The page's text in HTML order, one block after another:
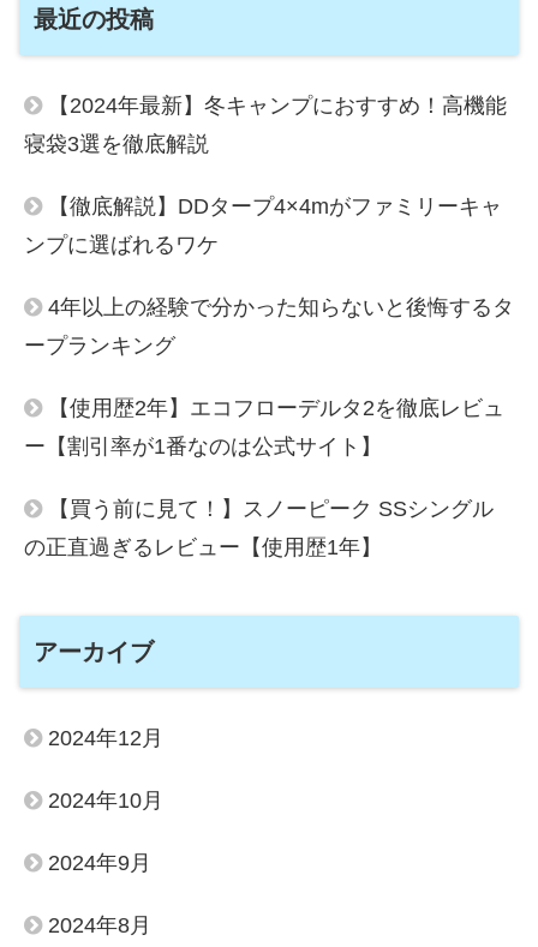
最近の投稿
【2024年最新】冬キャンプにおすすめ！高機能
寝袋3選を徹底解説
【徹底解説】DDタープ4×4mがファミリーキャ
ンプに選ばれるワケ
4年以上の経験で分かった知らないと後悔するタ
ープランキング
【使用歴2年】エコフローデルタ2を徹底レビュ
ー【割引率が1番なのは公式サイト】
【買う前に見て！】スノーピーク SSシングル
の正直過ぎるレビュー【使用歴1年】
アーカイブ
2024年12月
2024年10月
2024年9月
2024年8月